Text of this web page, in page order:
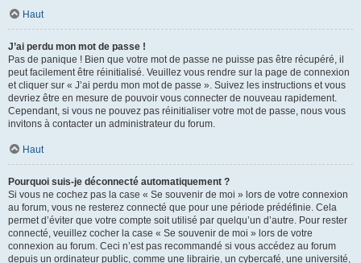
Haut
J’ai perdu mon mot de passe !
Pas de panique ! Bien que votre mot de passe ne puisse pas être récupéré, il
peut facilement être réinitialisé. Veuillez vous rendre sur la page de connexion
et cliquer sur « J’ai perdu mon mot de passe ». Suivez les instructions et vous
devriez être en mesure de pouvoir vous connecter de nouveau rapidement.
Cependant, si vous ne pouvez pas réinitialiser votre mot de passe, nous vous
invitons à contacter un administrateur du forum.
Haut
Pourquoi suis-je déconnecté automatiquement ?
Si vous ne cochez pas la case « Se souvenir de moi » lors de votre connexion
au forum, vous ne resterez connecté que pour une période prédéfinie. Cela
permet d’éviter que votre compte soit utilisé par quelqu’un d’autre. Pour rester
connecté, veuillez cocher la case « Se souvenir de moi » lors de votre
connexion au forum. Ceci n’est pas recommandé si vous accédez au forum
depuis un ordinateur public, comme une librairie, un cybercafé, une université,